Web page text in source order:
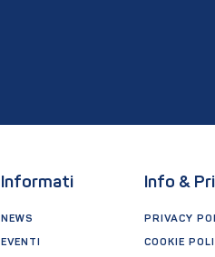
Informati
NEWS
EVENTI
Info &
PRIVACY
COOKIE